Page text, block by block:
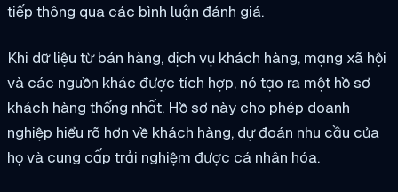
tiếp thông qua các bình luận đánh giá.
Khi dữ liệu từ bán hàng, dịch vụ khách hàng, mạng xã hội
và các nguồn khác được tích hợp, nó tạo ra một hồ sơ
khách hàng thống nhất. Hồ sơ này cho phép doanh
nghiệp hiểu rõ hơn về khách hàng, dự đoán nhu cầu của
họ và cung cấp trải nghiệm được cá nhân hóa.